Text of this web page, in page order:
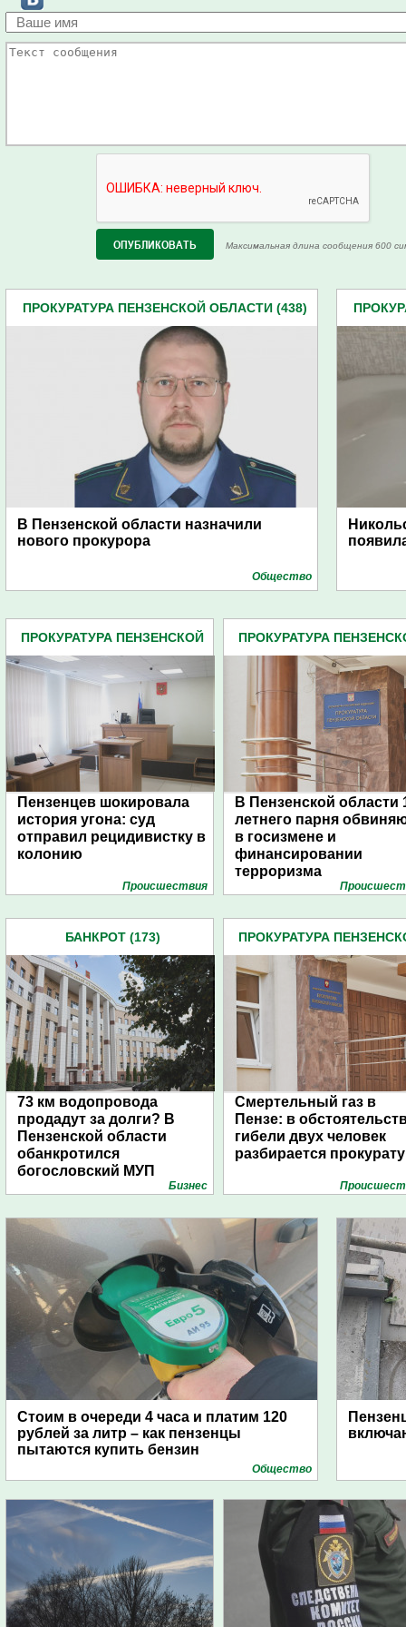
Максимальная длина сообщения 600
ПРОКУРАТУРА ПЕНЗЕНСКОЙ ОБЛАСТИ (438)
В Пензенской области назначили
нового прокурора
Общество
ПРОКУРАТУРА ПЕНЗЕНСКОЙ
Пензенцев шокировала
история угона: суд
отправил рецидивистку в
колонию
Проиcшествия
ПРОКУРАТУРА
В Пензенской области
летнего парня
в госизмене и
финансировании
терроризма
БАНКРОТ (173)
73 км водопровода
продадут за долги? В
Пензенской области
обанкротился
богословский МУП
Бизнес
ПРОКУРАТУРА
Смертельный газ в
Пензе: в
гибели двух человек
разбирается
Стоим в очереди 4 часа и платим 120
рублей за литр – как пензенцы
пытаются купить бензин
Общество